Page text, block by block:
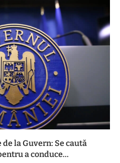
la Guvern: Se caută
a conduce...